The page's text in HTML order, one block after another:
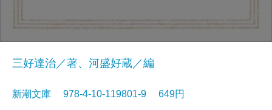
三好達治／著、河盛好蔵／編
新潮文庫 978-4-10-119801-9 649円